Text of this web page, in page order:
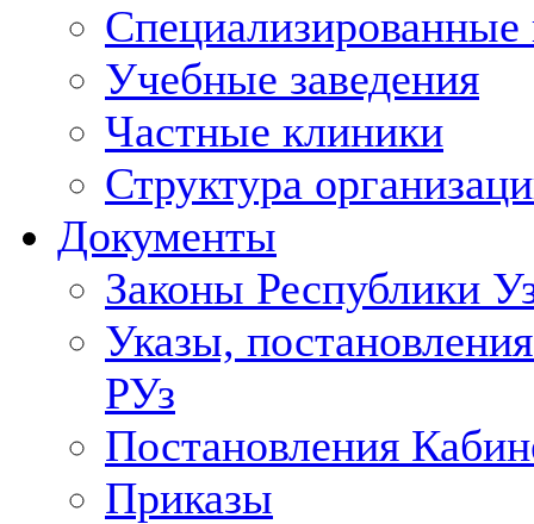
Учебные заведения
Частные клиники
Структура
Документы
Законы Республики
Указы,
РУз
Постановления
Приказы